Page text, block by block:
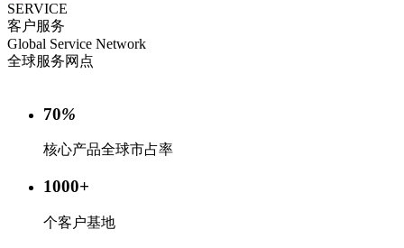
SERVICE
客户服务
Global Service Network
全球服务网点
70%
核心产品全球市占率
1000+
个客户基地